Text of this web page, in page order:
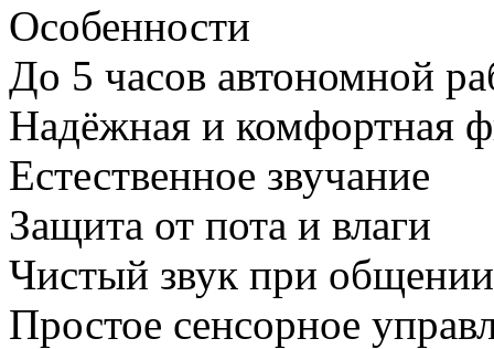
Особенности
До 5 часов автономной
Надёжная и комфортная
Естественное звучание
Защита от пота и влаги
Чистый звук при общении
Простое сенсорное